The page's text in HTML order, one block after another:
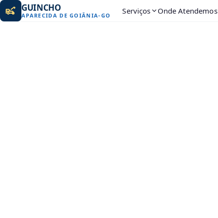
GUINCHO
APARECIDA DE GOIÂNIA-GO Serviços Onde Atendemos